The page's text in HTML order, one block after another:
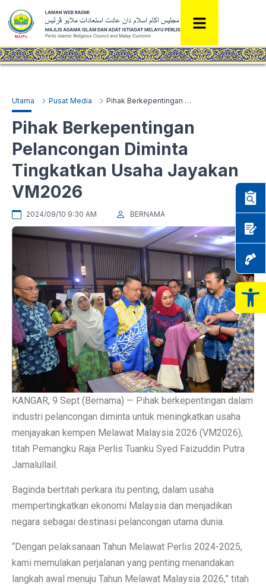
Utama Pusat Media Pihak Berkepentingan Pelancongan Diminta Tingkatkan Usaha Jayakan VM2026
Pihak Berkepentingan
Pelancongan Diminta
Tingkatkan Usaha Jayakan
VM2026
2024/09/10 9:30 AM BERNAMA
KANGAR, 9 Sept (Bernama) — Pihak berkepentingan dalam
industri pelancongan diminta untuk meningkatkan usaha
menjayakan kempen Melawat Malaysia 2026 (VM2026),
titah Pemangku Raja Perlis Tuanku Syed Faizuddin Putra
Jamalullail.
Baginda bertitah perkara itu penting, dalam usaha
mempertingkatkan ekonomi Malaysia dan menjadikan
negara sebagai destinasi pelancongan utama dunia.
“Dengan pelaksanaan Tahun Melawat Perlis 2024-2025,
kami memulakan perjalanan yang penting menandakan
langkah awal menuju Tahun Melawat Malaysia 2026,” titah